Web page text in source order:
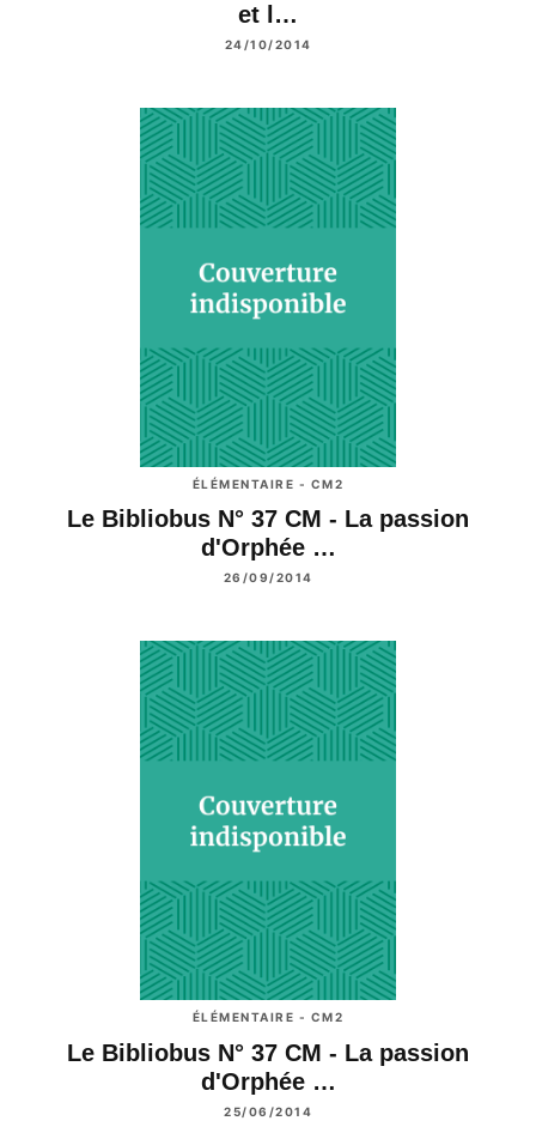
et l…
24/10/2014
ÉLÉMENTAIRE - CM2
Le Bibliobus N° 37 CM - La passion
d'Orphée …
26/09/2014
ÉLÉMENTAIRE - CM2
Le Bibliobus N° 37 CM - La passion
d'Orphée …
25/06/2014